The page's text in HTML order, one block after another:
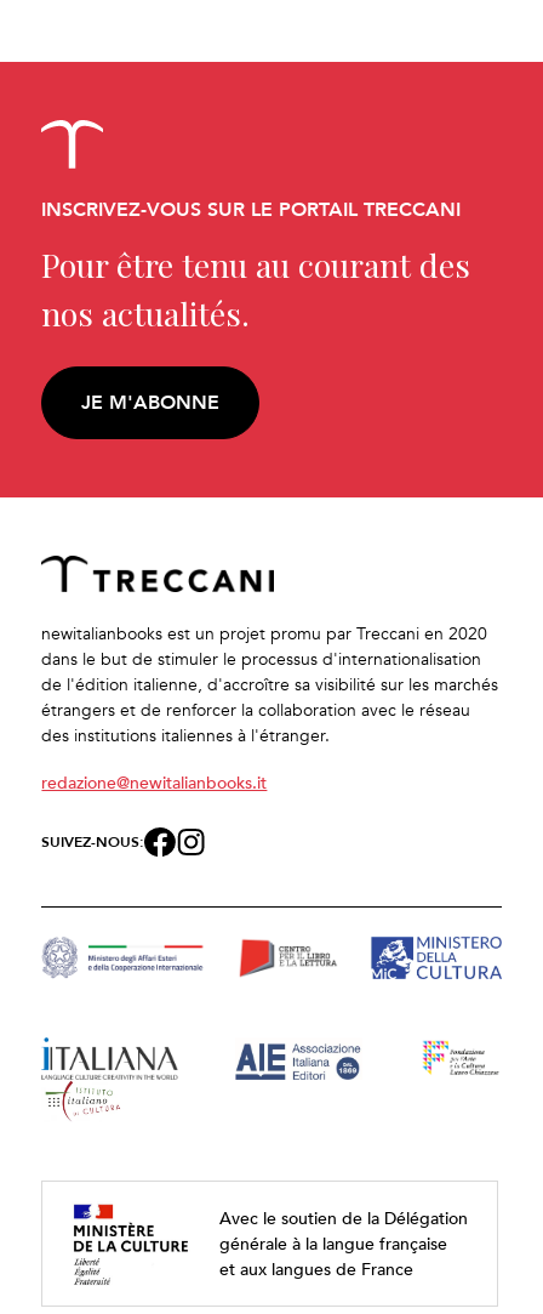
INSCRIVEZ-VOUS SUR LE PORTAIL TRECCANI
Pour être tenu au courant des
nos actualités.
JE M'ABONNE
newitalianbooks est un projet promu par Treccani en 2020
dans le but de stimuler le processus d'internationalisation
de l'édition italienne, d'accroître sa visibilité sur les marchés
étrangers et de renforcer la collaboration avec le réseau
des institutions italiennes à l'étranger.
redazione@newitalianbooks.it
SUIVEZ-NOUS:
Avec le soutien de la Délégation
générale à la langue française
et aux langues de France